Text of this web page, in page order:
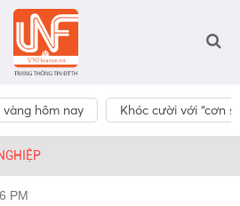
vàng hôm nay Khóc cười với “cơn
PM